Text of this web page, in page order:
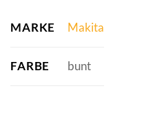
MARKE Makita
FARBE bunt